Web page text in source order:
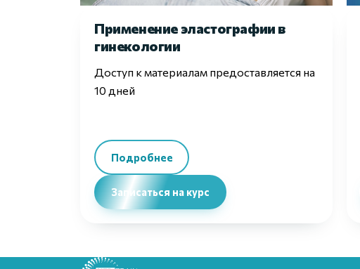
Применение эластографии в
гинекологии
Доступ к материалам предоставляется на
10 дней
Подробнее
Записаться на курс